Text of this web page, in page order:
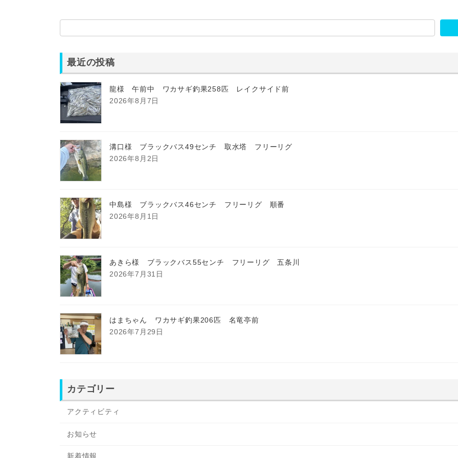
最近の投稿
龍様 午前中 ワカサギ釣果258匹 レイクサイド前
2026年8月7日
溝口様 ブラックバス49センチ 取水塔 フリーリグ
2026年8月2日
中島様 ブラックバス46センチ フリーリグ 順番
2026年8月1日
あきら様 ブラックバス55センチ フリーリグ 五条川
2026年7月31日
はまちゃん ワカサギ釣果206匹 名竜亭前
2026年7月29日
カテゴリー
アクティビティ
お知らせ
新着情報